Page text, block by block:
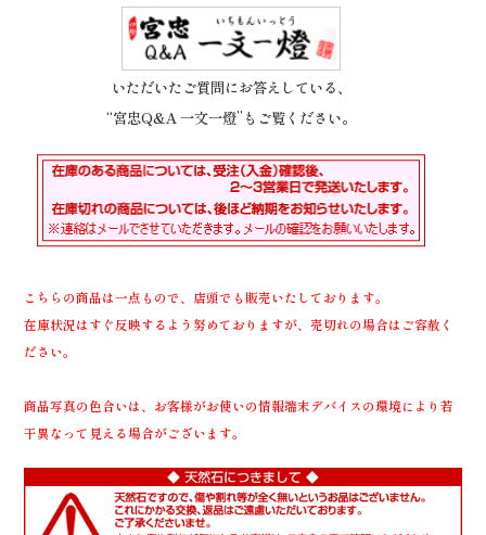
いただいたご質問にお答えしている、
“宮忠Q&A 一文一燈”もご覧ください。
こちらの商品は一点もので、店頭でも販売いたしております。
在庫状況はすぐ反映するよう努めておりますが、売切れの場合はご容赦く
ださい。
商品写真の色合いは、お客様がお使いの情報端末デバイスの環境により若
干異なって見える場合がございます。